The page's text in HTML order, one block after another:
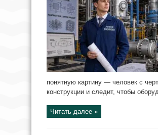
понятную картину — человек с
конструкции и следит, чтобы
Читать далее »